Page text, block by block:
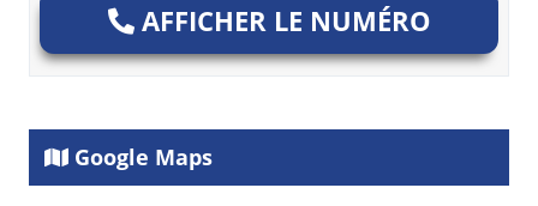
AFFICHER LE NUMÉRO
Google Maps